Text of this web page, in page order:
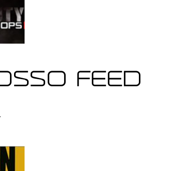
FEED